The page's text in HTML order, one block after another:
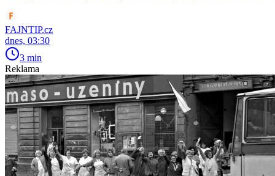
FAJNTIP.cz
dnes, 03:30
3 min
Reklama